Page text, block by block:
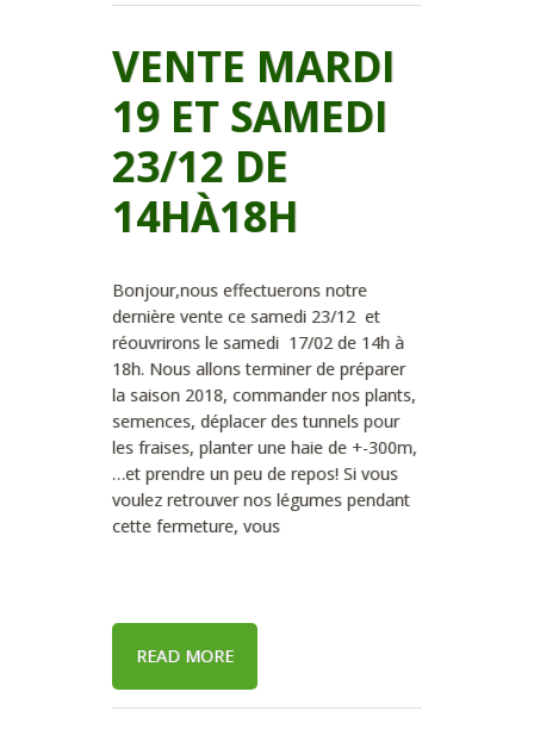
VENTE MARDI
19 ET SAMEDI
23/12 DE
14HÀ18H
Bonjour,nous effectuerons notre
dernière vente ce samedi 23/12 et
réouvrirons le samedi 17/02 de 14h à
18h. Nous allons terminer de préparer
la saison 2018, commander nos plants,
semences, déplacer des tunnels pour
les fraises, planter une haie de +-300m,
…et prendre un peu de repos! Si vous
voulez retrouver nos légumes pendant
cette fermeture, vous
READ MORE